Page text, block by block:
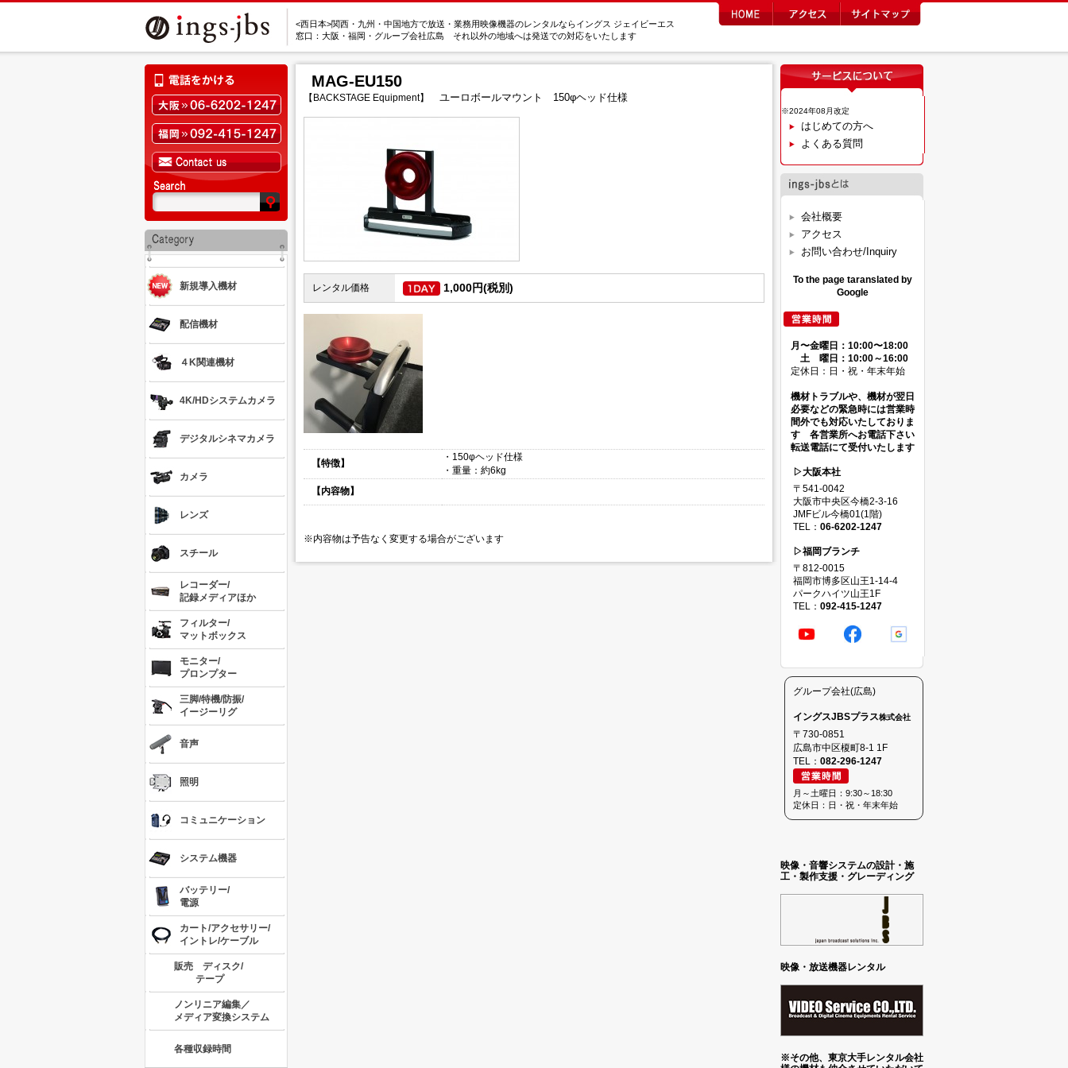
<西日本>関西・九州・中国地方で放送・業務用映像機器のレンタルならイングス ジェイビーエス
窓口：大阪・福岡・グループ会社広島 それ以外の地域へは発送での対応をいたします
新規導入機材
配信機材
４K関連機材
4K/HDシステムカメラ
デジタルシネマカメラ
カメラ
レンズ
スチール
レコーダー/
記録メディアほか
フィルター/
マットボックス
モニター/
プロンプター
三脚/特機/防振/
イージーリグ
音声
照明
コミュニケーション
システム機器
バッテリー/
電源
カート/アクセサリー/
イントレ/ケーブル
販売 ディスク/
テープ
ノンリニア編集／
メディア変換システム
各種収録時間
※2024年08月改定
はじめての方へ
よくある質問
会社概要
アクセス
お問い合わせ/Inquiry
To the page taranslated by
Google
月〜金曜日：10:00〜18:00
土 曜日：10:00～16:00
定休日：日・祝・年末年始
機材トラブルや、機材が翌日
必要などの緊急時には営業時
間外でも対応いたしておりま
す 各営業所へお電話下さい
転送電話にて受付いたします
▷大阪本社
〒541-0042
大阪市中央区今橋2-3-16
JMFビル今橋01(1階)
TEL： 06-6202-1247
▷福岡ブランチ
〒812-0015
福岡市博多区山王1-14-4
パークハイツ山王1F
TEL： 092-415-1247
グループ会社(広島)
イングスJBSプラス株式会社
〒730-0851
広島市中区榎町8-1 1F
TEL： 082-296-1247
月～土曜日：9:30～18:30
定休日：日・祝・年末年始
映像・音響システムの設計・施
工・製作支援・グレーディング
映像・放送機器レンタル
※その他、東京大手レンタル会社
MAG-EU150
【BACKSTAGE Equipment】 ユーロボールマウント 150φヘッド仕様
レンタル価格 1,000円(税別)
【特徴】
・150φヘッド仕様
・重量：約6kg
【内容物】
※内容物は予告なく変更する場合がございます